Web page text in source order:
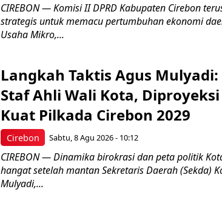
CIREBON — Komisi II DPRD Kabupaten Cirebon
strategis untuk memacu pertumbuhan ekonomi
Usaha Mikro,...
Cirebon
Langkah Taktis Agus
Staf Ahli Wali Kota,
Kuat Pilkada Cirebon 2029
Sabtu, 8 Agu 2026 - 10:12
CIREBON — Dinamika birokrasi dan peta politik
hangat setelah mantan Sekretaris Daerah (Sekda)
Mulyadi,...